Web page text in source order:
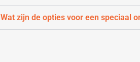
Wat zijn de opties voor een speciaal